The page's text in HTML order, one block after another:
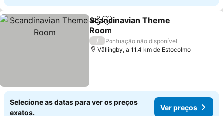
PartilharAdicionar aos favoritos
Scandinavian Theme
Room
/
Pontuação não disponível
Vällingby, a 11.4 km de Estocolmo
Selecione as datas para ver os preços
exatos.
Ver preços